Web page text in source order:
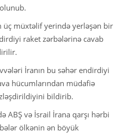
üç müxtəlif yerində yerləşən bir
raket zərbələrinə cavab
İranın bu səhər endirdiyi
hücumlarından müdafiə
bildirib.
ABŞ və İsrail İrana qarşı hərbi
ölkənin ən böyük